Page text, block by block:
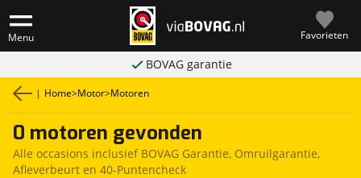
Menu Favorieten
BOVAG garantie
| Home>Motor>Motoren
0 motoren gevonden
Alle occasions inclusief BOVAG Garantie, Omruilgarantie,
Afleverbeurt en 40-Puntencheck